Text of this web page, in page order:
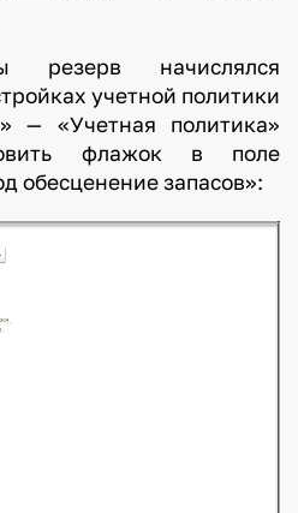
начислялся
учетной политики
— «Учетная политика»
флажок в поле
обесценение запасов»: